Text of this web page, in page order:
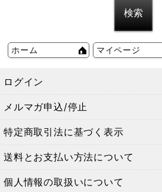
ホーム マイページ
ログイン
メルマガ申込/停止
特定商取引法に基づく表示
送料とお支払い方法について
個人情報の取扱いについて